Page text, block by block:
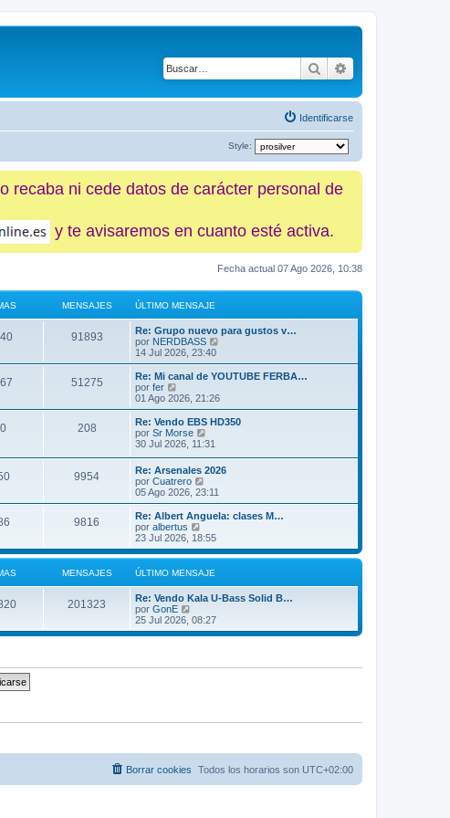
Buscar
Identificarse
Style:
recaba ni cede datos de carácter personal de
y te avisaremos en cuanto esté activa.
Fecha actual 07 Ago 2026, 10:38
MENSAJES ÚLTIMO MENSAJE
91893
Re: Grupo nuevo para gustos v…
por NERDBASS
r
ú
t
m
o
n
s
e
14 Jul 2026, 23:40
51275
Re: Mi canal de YOUTUBE FERBA…
por fer
e
r
ú
l
t
m
o
m
e
n
s
a
j
e
01 Ago 2026, 21:26
208
Re: Vendo EBS HD350
por Sr Morse
e
ú
l
i
o
e
n
s
a
j
e
30 Jul 2026, 11:31
9954
Re: Arsenales 2026
por Cuatrero
e
r
ú
l
t
m
o
m
e
n
a
j
05 Ago 2026, 23:11
9816
Re: Albert Anguela: clases M…
por albertus
e
r
ú
l
m
m
e
a
23 Jul 2026, 18:55
MENSAJES ÚLTIMO MENSAJE
201323
Re: Vendo Kala U-Bass Solid B…
por GonE
e
r
25 Jul 2026, 08:27
Todos los horarios son UTC+02:00
Borrar cookies